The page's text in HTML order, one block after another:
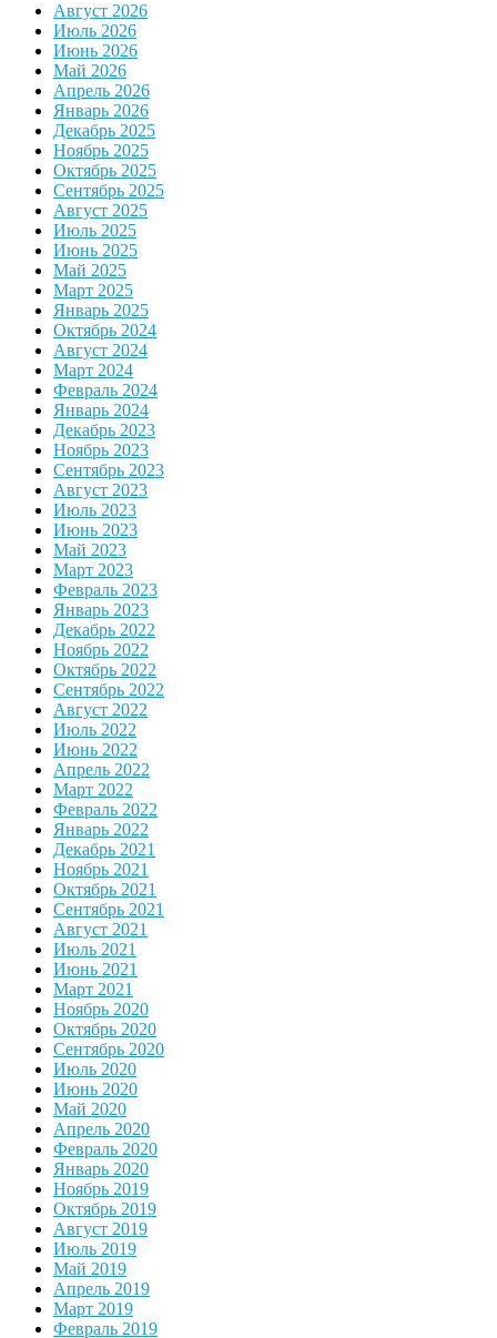
Август 2026
Июль 2026
Июнь 2026
Май 2026
Апрель 2026
Январь 2026
Декабрь 2025
Ноябрь 2025
Октябрь 2025
Сентябрь 2025
Август 2025
Июль 2025
Июнь 2025
Май 2025
Март 2025
Январь 2025
Октябрь 2024
Август 2024
Март 2024
Февраль 2024
Январь 2024
Декабрь 2023
Ноябрь 2023
Сентябрь 2023
Август 2023
Июль 2023
Июнь 2023
Май 2023
Март 2023
Февраль 2023
Январь 2023
Декабрь 2022
Ноябрь 2022
Октябрь 2022
Сентябрь 2022
Август 2022
Июль 2022
Июнь 2022
Апрель 2022
Март 2022
Февраль 2022
Январь 2022
Декабрь 2021
Ноябрь 2021
Октябрь 2021
Сентябрь 2021
Август 2021
Июль 2021
Июнь 2021
Март 2021
Ноябрь 2020
Октябрь 2020
Сентябрь 2020
Июль 2020
Июнь 2020
Май 2020
Апрель 2020
Февраль 2020
Январь 2020
Ноябрь 2019
Октябрь 2019
Август 2019
Июль 2019
Май 2019
Апрель 2019
Март 2019
Февраль 2019